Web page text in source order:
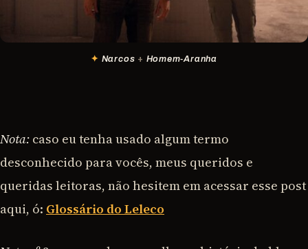
Narcos + Homem-Aranha
Nota: caso eu tenha usado algum termo
desconhecido para vocês, meus queridos e
queridas leitoras, não hesitem em acessar esse post
aqui, ó: Glossário do Leleco